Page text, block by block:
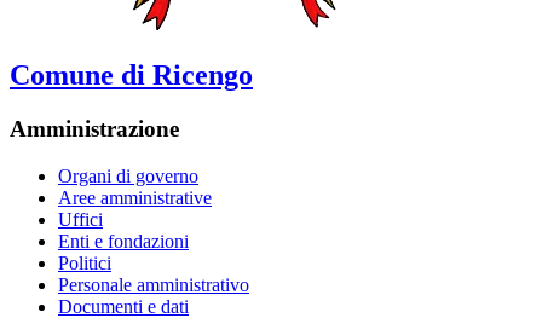
Comune di Ricengo
Amministrazione
Organi di governo
Aree amministrative
Uffici
Enti e fondazioni
Politici
Personale amministrativo
Documenti e dati